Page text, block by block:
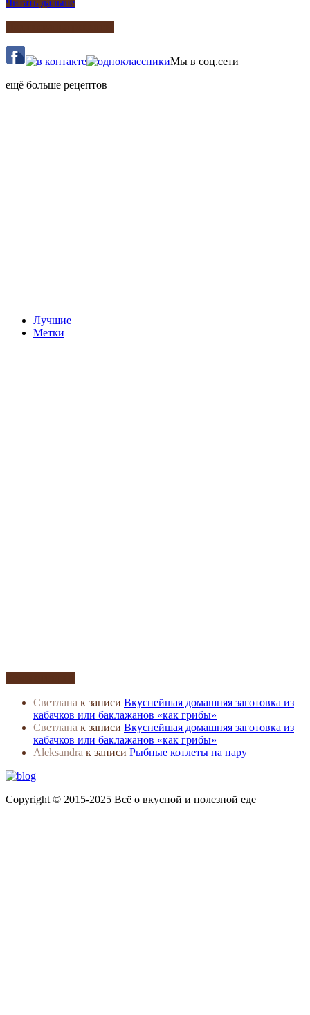
Читать дальше
Мы в соц.сети
ещё больше рецептов
Лучшие
Метки
Светлана к записи Вкуснейшая домашняя заготовка из
кабачков или баклажанов «как грибы»
Светлана к записи Вкуснейшая домашняя заготовка из
кабачков или баклажанов «как грибы»
Aleksandra к записи Рыбные котлеты на пару
Copyright © 2015-2025 Всё о вкусной и полезной еде